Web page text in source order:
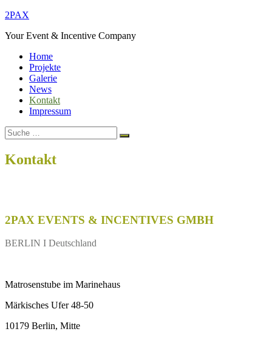
Zum
springen
2PAX
Your Event & Incentive Company
Home
Projekte
Galerie
News
Kontakt
Impressum
Suche
nach:
Suchen
Kontakt
2PAX EVENTS & INCENTIVES GMBH
BERLIN I Deutschland
Matrosenstube im Marinehaus
Märkisches Ufer 48-50
10179 Berlin, Mitte